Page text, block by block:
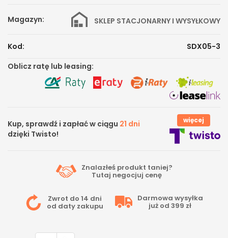
Magazyn: SKLEP STACJONARNY I WYSYŁKOWY
Kod:
SDX05-3
Oblicz ratę lub leasing:
Kup, sprawdź i zapłać w ciągu 21 dni
dzięki Twisto!
więcej
Znalazłeś produkt taniej?
Tutaj negocjuj cenę
Zwrot do 14 dni
od daty zakupu
Darmowa wysyłka
już od 399 zł